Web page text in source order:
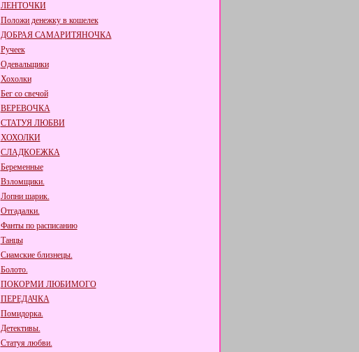
ЛЕНТОЧКИ
Положи денежку в кошелек
ДОБРАЯ САМАРИТЯНОЧКА
Ручеек
Одевальщики
Хохолки
Бег со свечой
ВЕРЕВОЧКА
СТАТУЯ ЛЮБВИ
ХОХОЛКИ
СЛАДКОЕЖКА
Беременные
Взломщики.
Лопни шарик.
Отгадалки.
Фанты по расписанию
Танцы
Сиамские близнецы.
Болото.
ПОКОРМИ ЛЮБИМОГО
ПЕРЕДАЧКА
Помидорка.
Детективы.
Статуя любви.